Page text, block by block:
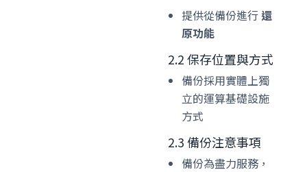
提供從備份進行還
原功能
2.2 保存位置與方式
備份採用實體上獨
立的運算基礎設施
方式
2.3 備份注意事項
備份為盡力服務，